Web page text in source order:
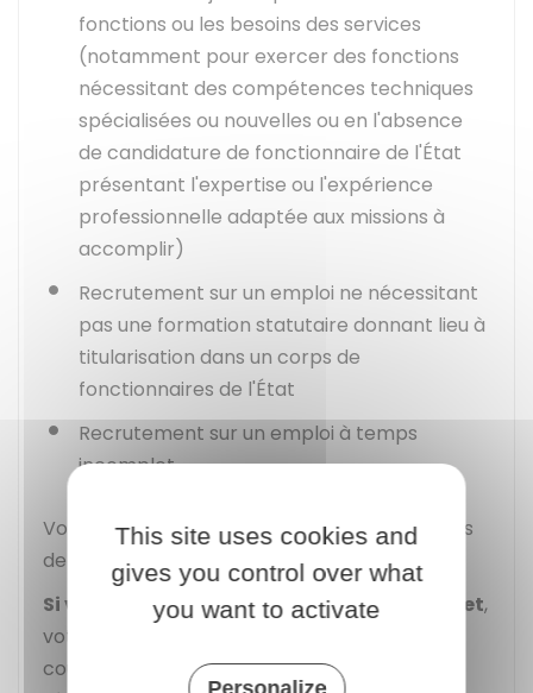
fonctions ou les besoins des services
(notamment pour exercer des fonctions
nécessitant des compétences techniques
spécialisées ou nouvelles ou en l'absence
de candidature de fonctionnaire de l'État
présentant l'expertise ou l'expérience
professionnelle adaptée aux missions à
accomplir)
Recrutement sur un emploi ne nécessitant
pas une formation statutaire donnant lieu à
titularisation dans un corps de
fonctionnaires de l'État
Recrutement sur un emploi à temps
incomplet.
Vous devez avoir accompli la période de 3 ans
de manière continue.
Si vous êtes recruté sur un contrat de projet,
votre rémunération peut être réévaluée au
cours du contrat, notamment au vu des
This site uses cookies and
gives you control over what
you want to activate
Personalize